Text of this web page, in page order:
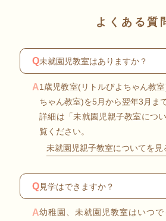
よくある質
Q未就園児教室はありますか？
A1歳児教室(リトルぴよちゃん教
ちゃん教室)を5月から翌年3月ま
詳細は「未就園児親子教室につ
覧ください。
未就園児親子教室についてを見
Q見学はできますか？
A幼稚園、未就園児教室はいつ